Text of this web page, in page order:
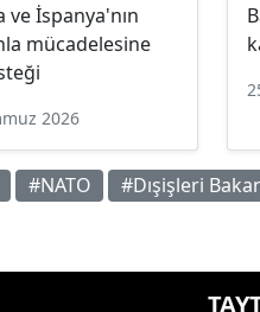
ve İspanya'nın
mücadelesine
2026
#NATO #Dışişleri